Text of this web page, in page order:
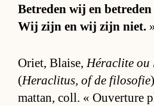
Be­tre­den wij en
Wij zijn en wij zijn niet.
Oriet, Blai­se,Hé­ra­clite ou
(He­ra­cli­tus, of de fi­lo­so­fie
mat­tan, coll. « Ou­ver­ture